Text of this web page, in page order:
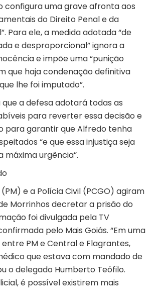
configura uma grave afronta aos
do Direito Penal e da
Para ele, a medida adotada “de
e desproporcional” ignora a
e impõe uma “punição
que haja condenação definitiva
lhe foi imputado”.
a defesa adotará todas as
para reverter essa decisão e
para garantir que Alfredo tenha
“e que essa injustiça seja
máxima urgência”.
e a Polícia Civil (PCGO) agiram
Morrinhos decretar a prisão do
foi divulgada pela TV
pelo Mais Goiás. “Em uma
PM e Central e Flagrantes,
que estava com mandado de
o delegado Humberto Teófilo.
é possível existirem mais